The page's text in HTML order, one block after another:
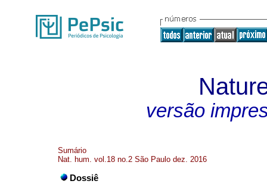
versão
Sumário
Nat. hum. vol.18 no.2 São Paulo dez. 2016
Dossiê